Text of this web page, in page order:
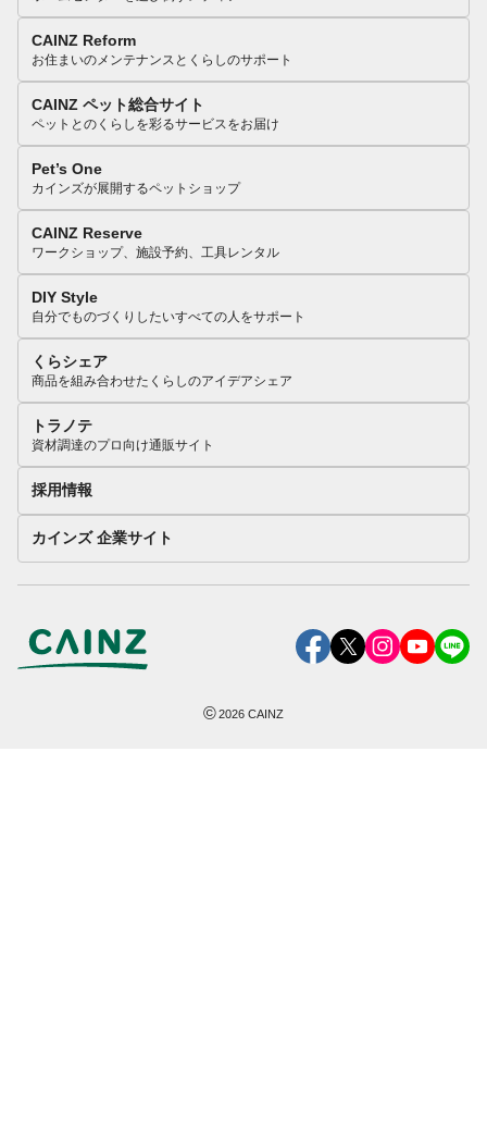
CAINZ Reform
お住まいのメンテナンスとくらしのサポート
CAINZ ペット総合サイト
ペットとのくらしを彩るサービスをお届け
Pet’s One
カインズが展開するペットショップ
CAINZ Reserve
ワークショップ、施設予約、工具レンタル
DIY Style
自分でものづくりしたいすべての人をサポート
くらシェア
商品を組み合わせたくらしのアイデアシェア
トラノテ
資材調達のプロ向け通販サイト
採用情報
カインズ 企業サイト
©2026 CAINZ